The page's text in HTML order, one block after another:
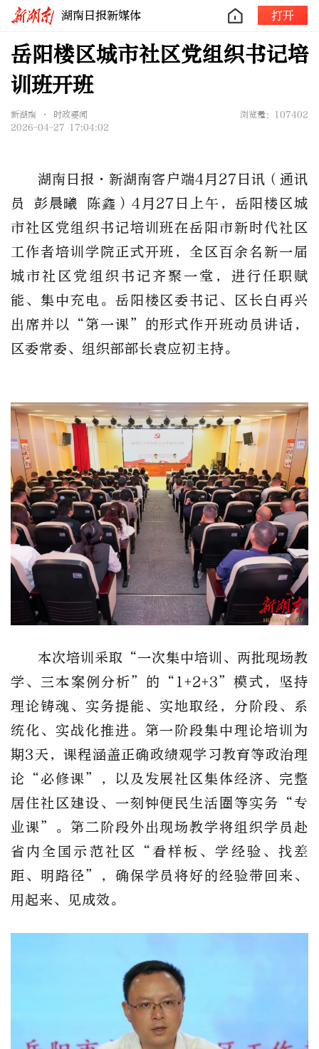
湖南日报新媒体 打开
岳阳楼区城市社区党组织书记培
训班开班
新湖南 • 时政要闻
浏览量：107402
2026-04-27 17:04:02
湖南日报 ·新湖南客户端4月27日讯（通讯
员 彭晨曦 陈鑫） 4月27日上午，岳阳楼区城
市社区党组织书记培训班在岳阳市新时代社区
工作者培训学院正式开班，全区百余名新一届
城市社区党组织书记齐聚一堂，进行任职赋
能、集中充电。岳阳楼区委书记、区长白再兴
出席并以“第一课”的形式作开班动员讲话，
区委常委、组织部部长袁应初主持。
本次培训采取 “一次集中培训、两批现场教
学、三本案例分析”的“1+2+3”模式，坚持
理论铸魂、实务提能、实地取经，分阶段、系
统化、实战化推进。第一阶段集中理论培训为
期3天，课程涵盖正确政绩观学习教育等政治理
论“必修课”，以及发展社区集体经济、完整
居住社区建设、一刻钟便民生活圈等实务“专
业课”。第二阶段外出现场教学将组织学员赴
省内全国示范社区“看样板、学经验、找差
距、明路径”，确保学员将好的经验带回来、
用起来、见成效。